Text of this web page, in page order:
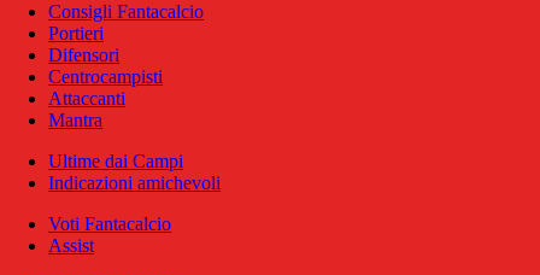
Consigli Fantacalcio
Portieri
Difensori
Centrocampisti
Attaccanti
Mantra
Ultime dai Campi
Indicazioni amichevoli
Voti Fantacalcio
Assist